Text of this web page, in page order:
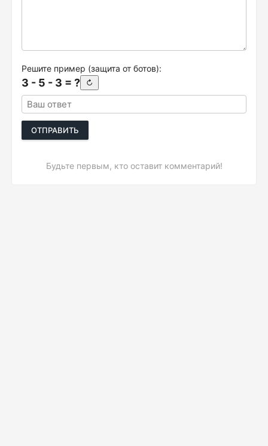
Решите пример (защита от ботов):
3 - 5 - 3 = ? ↻
ОТПРАВИТЬ
Будьте первым, кто оставит комментарий!